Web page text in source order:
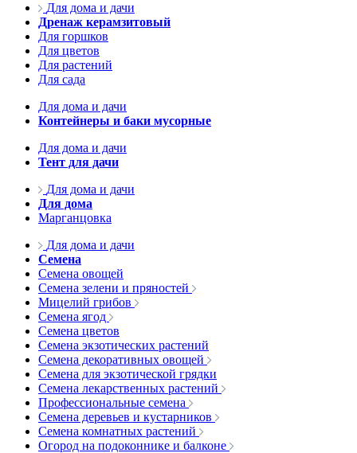
Для дома и дачи
Дренаж керамзитовый
Для горшков
Для цветов
Для растений
Для сада
Для дома и дачи
Контейнеры и баки мусорные
Для дома и дачи
Тент для дачи
Для дома и дачи
Для дома
Марганцовка
Для дома и дачи
Семена
Семена овощей
Семена зелени и пряностей
Мицелий грибов
Семена ягод
Семена цветов
Семена экзотических растений
Семена декоративных овощей
Семена для экзотической грядки
Семена лекарственных растений
Профессиональные семена
Семена деревьев и кустарников
Семена комнатных растений
Огород на подоконнике и балконе